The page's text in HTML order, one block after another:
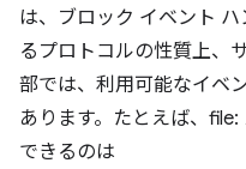
は、ブロック イベント
るプロトコルの性質上、
部では、利用可能なイベ
あります。たとえば、
できるのは